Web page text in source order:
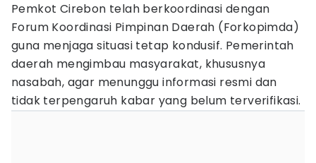
Pemkot Cirebon telah berkoordinasi dengan
Forum Koordinasi Pimpinan Daerah (Forkopimda)
guna menjaga situasi tetap kondusif. Pemerintah
daerah mengimbau masyarakat, khususnya
nasabah, agar menunggu informasi resmi dan
tidak terpengaruh kabar yang belum terverifikasi.